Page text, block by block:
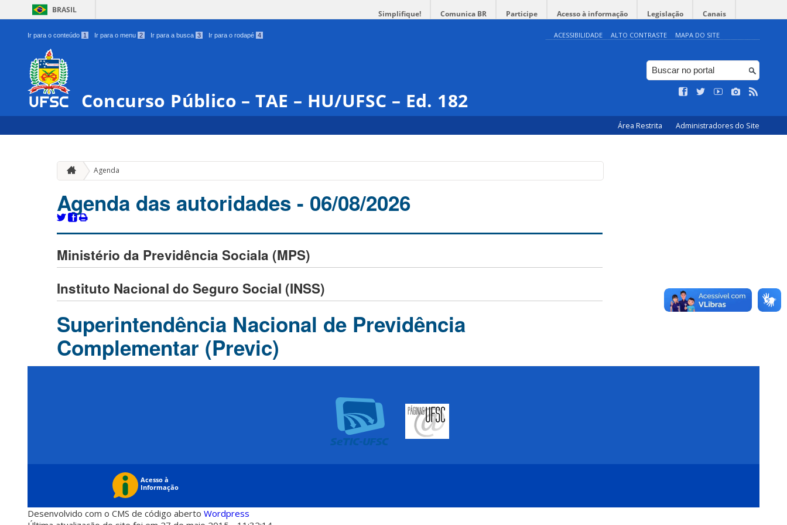
BRASIL Simplifique! Comunica BR Participe Acesso à informação Legislação Canais
Ir para o conteúdo 1 Ir para o menu 2 Ir para a busca 3 Ir para o rodapé 4 ACESSIBILIDADE ALTO CONTRASTE MAPA DO SITE
Concurso Público – TAE – HU/UFSC – Ed. 182
Área Restrita Administradores do Site
Agenda
Agenda das autoridades - 06/08/2026
Ministério da Previdência Sociala (MPS)
Instituto Nacional do Seguro Social (INSS)
Superintendência Nacional de Previdência
Complementar (Previc)
Desenvolvido com o CMS de código aberto Wordpress